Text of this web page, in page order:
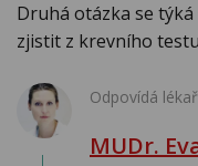
Druhá otázka se
zjistit z krevního
Odpovídá
MUDr.